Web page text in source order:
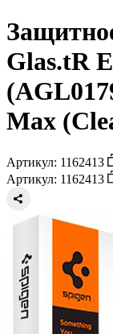
Glas.tR
Max
Артикул: 1162413
Артикул: 1162413